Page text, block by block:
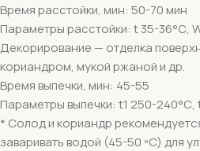
Время расстойки, мин: 50-70 мин
Параметры расстойки: t 35-36°С,
Декорирование — отделка
кориандром, мукой ржаной и др.
Время выпечки, мин: 45-55
Параметры выпечки: t1 250-
* Солод и кориандр
заваривать водой (45-50 ºС) для